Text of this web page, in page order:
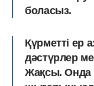
боласыз.
Қүрметті ер
дәстүрлер
Жақсы. Онда